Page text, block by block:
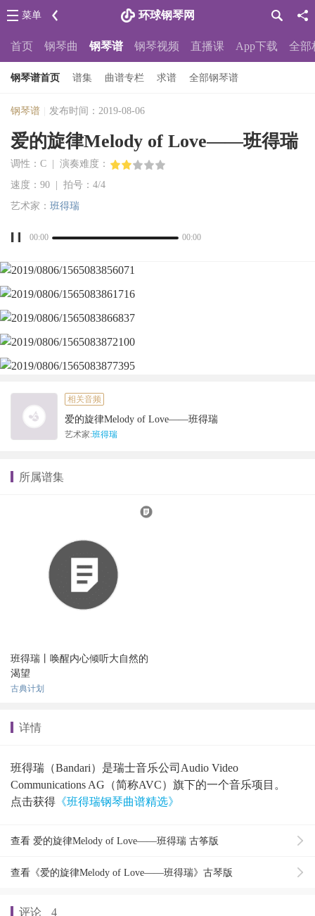
环球钢琴网
菜单
首页 钢琴曲 钢琴谱 钢琴视频 直播课 App下载 全部
钢琴谱首页 谱集 曲谱专栏 求谱 全部钢琴谱
钢琴谱 发布时间：2019-08-06
爱的旋律Melody of Love——班得瑞
调性：C | 演奏难度：
速度：90 | 拍号：4/4
艺术家： 班得瑞
00:00 00:00
相关音频
爱的旋律Melody of Love——班得瑞
艺术家:班得瑞
所属谱集
班得瑞丨唤醒内心倾听大自然的
渴望
古典计划
详情
班得瑞（Bandari）是瑞士音乐公司Audio Video
Communications AG（简称AVC）旗下的一个音乐项目。
点击获得 《班得瑞钢琴曲谱精选》
查看 爱的旋律Melody of Love——班得瑞 古筝版
查看《爱的旋律Melody of Love——班得瑞》古琴版
评论 4